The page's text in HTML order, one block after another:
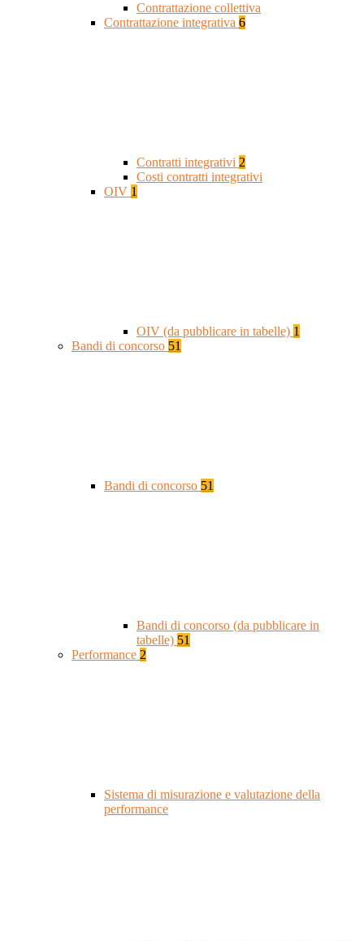
Contrattazione collettiva
Contrattazione integrativa 6
Contratti integrativi 2
Costi contratti integrativi
OIV 1
OIV (da pubblicare in tabelle) 1
Bandi di concorso 51
Bandi di concorso 51
Bandi di concorso (da pubblicare in
tabelle) 51
Performance 2
Sistema di misurazione e valutazione della
performance